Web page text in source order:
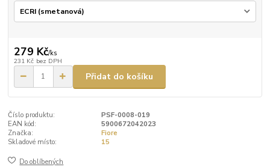
279 Kč/ks
231 Kč bez DPH
Přidat do košíku
Číslo produktu:
PSF-0008-019
EAN kód:
5900672042023
Značka:
Fiore
Skladové místo:
15
Do oblíbených